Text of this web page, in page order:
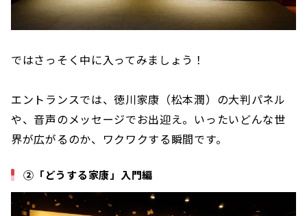
ではさっそく中に入ってみましょう！
エントランスでは、徳川家康（松本潤）の大判パネル
や、音声のメッセージでお出迎え。いったいどんな世
界が広がるのか、ワクワクする瞬間です。
②「どうする家康」入門編